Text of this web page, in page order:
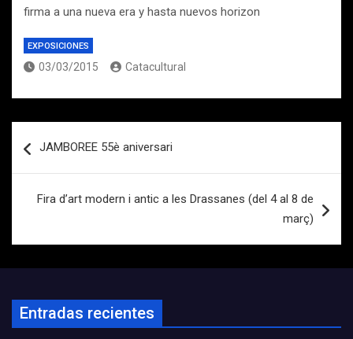
firma a una nueva era y hasta nuevos horizon
EXPOSICIONES
03/03/2015 Catacultural
de
JAMBOREE 55è aniversari
Fira d’art modern i antic a les Drassanes (del 4 al 8 de
març)
Entradas recientes